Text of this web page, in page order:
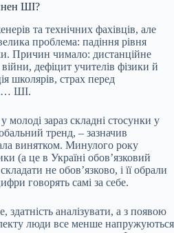
ШІ?
та технічних фахівців, але
проблема: падіння рівня
Причин чимало: дистанційне
дефіцит учителів фізики й
школярів, страх перед
ШІ.
зараз складні стосунки у
тренд, – зазначив
винятком. Минулого року
(а це в Україні обов’язковий
не обов’язково, і її обрали
говорять самі за себе.
аналізувати, а з появою
люди все менше напружуються